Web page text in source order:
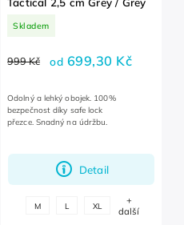
Tactical 2,5 cm Grey / Grey
Skladem
999 Kč od 699,30 Kč
Detail
Odolný a lehký obojek. 100%
bezpečnost díky safe lock
přezce. Snadný na údržbu.
M L XL
+
další